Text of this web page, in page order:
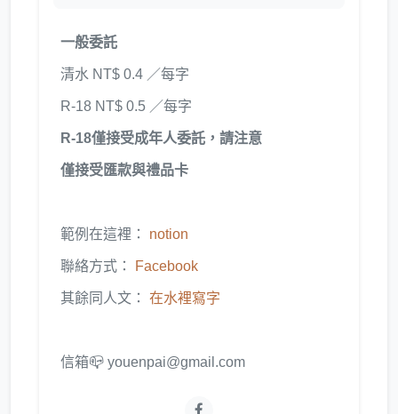
一般委託
清水 NT$ 0.4 ／每字
R-18 NT$ 0.5 ／每字
R-18僅接受成年人委託，請注意
僅接受匯款與禮品卡
範例在這裡： notion
聯絡方式： Facebook
其餘同人文： 在水裡寫字
信箱📪 youenpai@gmail.com